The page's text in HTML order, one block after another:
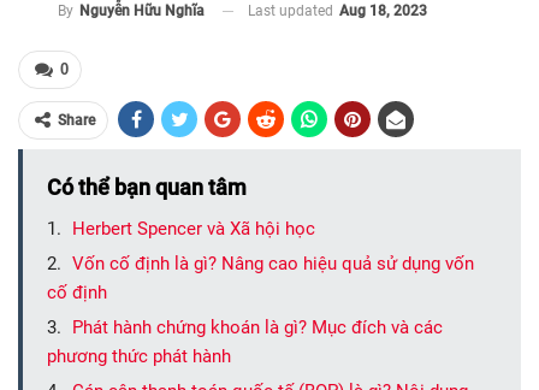
By Nguyễn Hữu Nghĩa Last updated Aug 18, 2023
0
Share
Có thể bạn quan tâm
Herbert Spencer và Xã hội học
Vốn cố định là gì? Nâng cao hiệu quả sử dụng vốn
cố định
Phát hành chứng khoán là gì? Mục đích và các
phương thức phát hành